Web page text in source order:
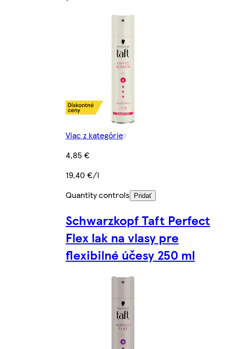
Viac z kategórie
4,85 €
19,40 €/l
Quantity controls
Pridať
Schwarzkopf Taft Perfect
Flex lak na vlasy pre
flexibilné účesy 250 ml